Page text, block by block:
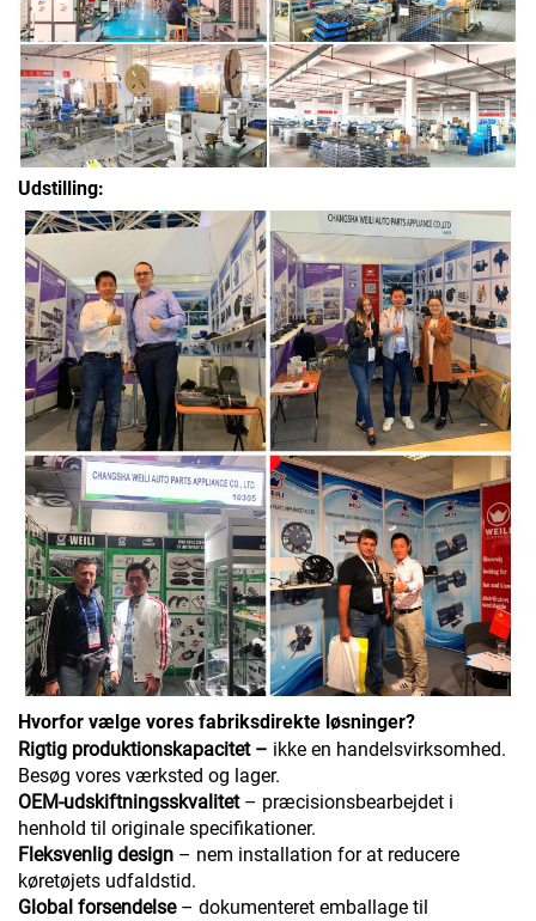
Udstilling:
Hvorfor vælge vores fabriksdirekte løsninger?
Rigtig produktionskapacitet – ikke en handelsvirksomhed.
Besøg vores værksted og lager.
OEM-udskiftningsskvalitet – præcisionsbearbejdet i
henhold til originale specifikationer.
Fleksvenlig design – nem installation for at reducere
køretøjets udfaldstid.
Global forsendelse – dokumenteret emballage til